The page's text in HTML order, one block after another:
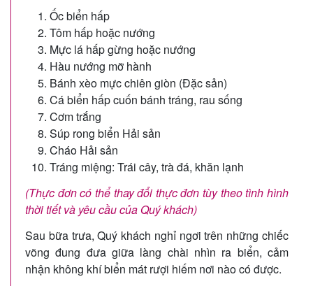
Ốc biển hấp
Tôm hấp hoặc nướng
Mực lá hấp gừng hoặc nướng
Hàu nướng mỡ hành
Bánh xèo mực chiên giòn (Đặc sản)
Cá biển hấp cuốn bánh tráng, rau sống
Cơm trắng
Súp rong biển Hải sản
Cháo Hải sản
Tráng miệng: Trái cây, trà đá, khăn lạnh
(Thực đơn có thể thay đổi thực đơn tùy theo tình hình
thời tiết và yêu cầu của Quý khách)
Sau bữa trưa, Quý khách nghỉ ngơi trên những chiếc
võng đung đưa giữa làng chài nhìn ra biển, cảm
nhận không khí biển mát rượi hiếm nơi nào có được.